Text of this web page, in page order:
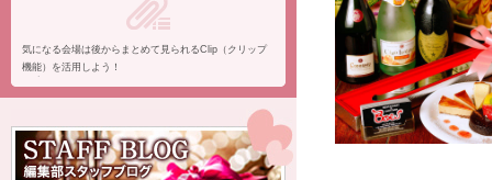
気になる会場は後からまとめて見られるClip（クリップ
機能）を活用しよう！